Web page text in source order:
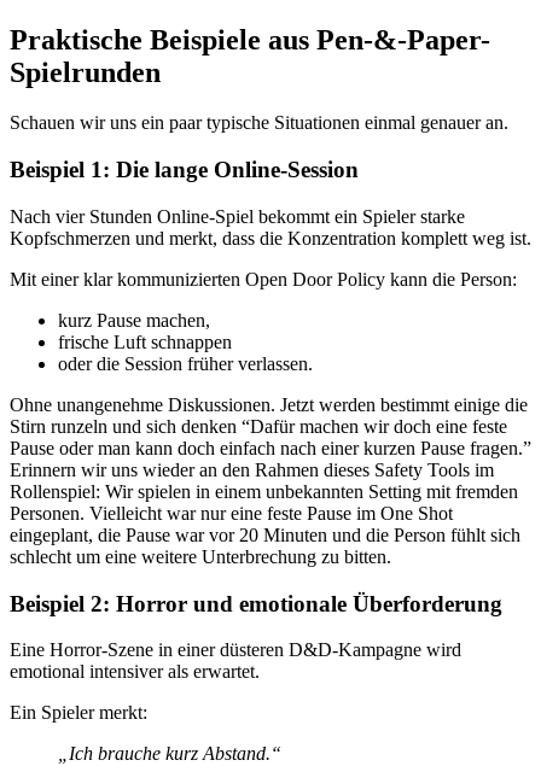
Praktische Beispiele aus Pen-&-Paper-
Spielrunden
Schauen wir uns ein paar typische Situationen einmal genauer an.
Beispiel 1: Die lange Online-Session
Nach vier Stunden Online-Spiel bekommt ein Spieler starke
Kopfschmerzen und merkt, dass die Konzentration komplett weg ist.
Mit einer klar kommunizierten Open Door Policy kann die Person:
kurz Pause machen,
frische Luft schnappen
oder die Session früher verlassen.
Ohne unangenehme Diskussionen. Jetzt werden bestimmt einige die
Stirn runzeln und sich denken “Dafür machen wir doch eine feste
Pause oder man kann doch einfach nach einer kurzen Pause fragen.”
Erinnern wir uns wieder an den Rahmen dieses Safety Tools im
Rollenspiel: Wir spielen in einem unbekannten Setting mit fremden
Personen. Vielleicht war nur eine feste Pause im One Shot
eingeplant, die Pause war vor 20 Minuten und die Person fühlt sich
schlecht um eine weitere Unterbrechung zu bitten.
Beispiel 2: Horror und emotionale Überforderung
Eine Horror-Szene in einer düsteren D&D-Kampagne wird
emotional intensiver als erwartet.
Ein Spieler merkt:
„Ich brauche kurz Abstand.“